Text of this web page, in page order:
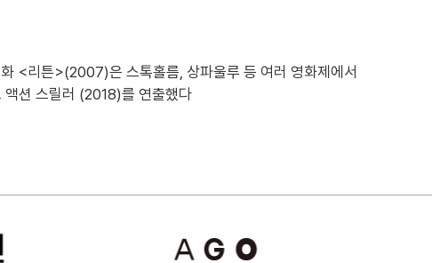
<리튼>(2007)은 스톡홀름, 상파울루 등 여러 영화제에서
액션 스릴러 (2018)를 연출했다